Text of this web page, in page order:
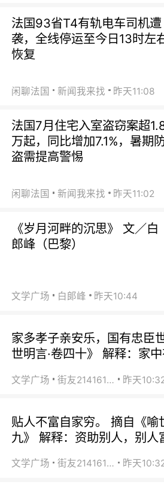
法国93省T4有轨电车司机遭
袭，全线停运至今日13时左
恢复
闲聊法国 新闻我来找 昨天11:08
法国7月住宅入室盗窃案超
万起，同比增加7.1%，暑期
盗需提高警惕
闲聊法国 新闻我来找 昨天11:02
《岁月河畔的沉思》 文／白
郎峰（巴黎）
文学广场 白郞峰 昨天10:44
家多孝子亲安乐，国有忠臣
世明言·卷四十》 解释：家
文学广场 街友21416156 昨天
贴人不富自家穷。 摘自《喻
九》 解释：资助别人，别人
文学广场 街友21416156 昨天